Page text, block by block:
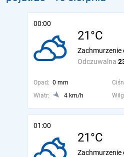
00:00
21°C
Odczuwalna
Zachmurzenie
Opad: 0 mm
Wiatr:
4 km/h
01:00
21°C
Zachmurzenie